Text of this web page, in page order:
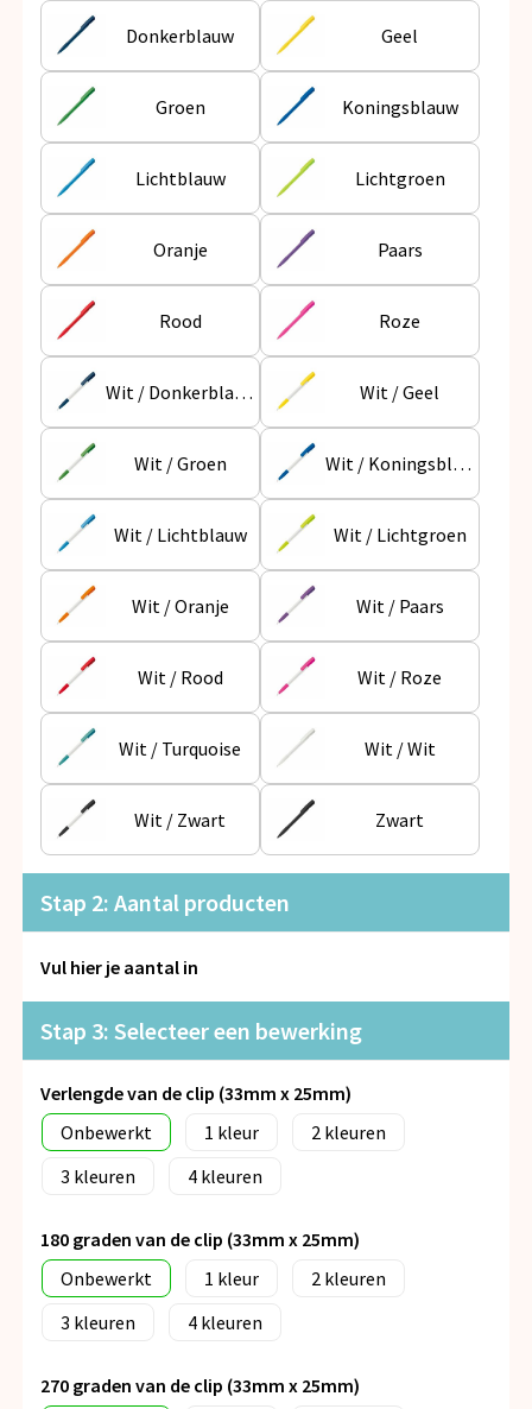
Snoepgoed
Spellen voor binnen en buiten
Veiligheid, Auto en Fiets
Vrije tijd en Strand
Anti-stress
Donkerblauw Geel
Groen Koningsblauw
Lichtblauw Lichtgroen
Oranje Paars
Rood Roze
Wit / Donkerblauw Wit / Geel
Wit / Groen Wit / Koningsblauw
Wit / Lichtblauw Wit / Lichtgroen
Wit / Oranje Wit / Paars
Wit / Rood Wit / Roze
Wit / Turquoise Wit / Wit
Wit / Zwart Zwart
Stap 2: Aantal producten
Vul hier je aantal in
Stap 3: Selecteer een bewerking
Verlengde van de clip (33mm x 25mm)
Onbewerkt
1
2
3
4
180 graden van de clip (33mm x 25mm)
Onbewerkt
1
2
3
4
270 graden van de clip (33mm x 25mm)